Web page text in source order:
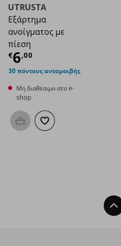
UTRUSTA
Εξάρτημα
ανοίγματος με
πίεση
€6,00
Τρέχουσα τιμή
30 πόντους ανταμοιβής
Μη διαθέσιμο στο e-
shop
Προσθήκη στο καλάθι
Προσθήκη στα αγαπημένα